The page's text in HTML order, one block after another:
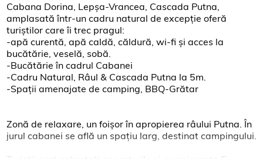
Cabana Dorina, Lepșa-Vrancea, Cascada Putna,
amplasată într-un cadru natural de excepție oferă
turiștilor care îi trec pragul:
-apă curentă, apă caldă, căldură, wi-fi și acces la
bucătărie, veselă, sobă.
-Bucătărie în cadrul Cabanei
-Cadru Natural, Râul & Cascada Putna la 5m.
-Spații amenajate de camping, BBQ-Grătar
Zonă de relaxare, un foișor în apropierea râului Putna. În
jurul cabanei se află un spațiu larg, destinat campingului.
Turiștii sunt așteptați cu corturile și au asigurate 5